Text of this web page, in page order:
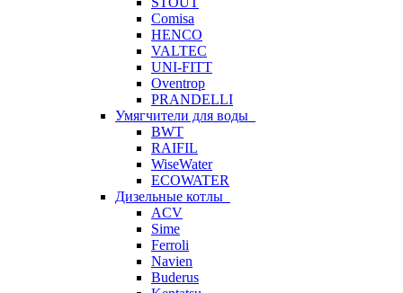
Comisa
HENCO
VALTEC
UNI-FITT
Oventrop
PRANDELLI
Умягчители для воды
BWT
RAIFIL
WiseWater
ECOWATER
Дизельные котлы
ACV
Sime
Ferroli
Navien
Buderus